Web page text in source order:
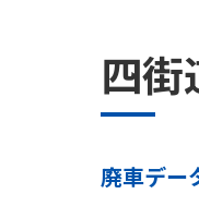
四
廃車デー